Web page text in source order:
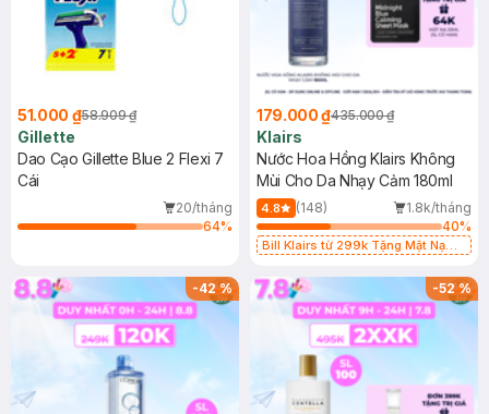
51.000 ₫58.909 ₫
Gillette
Dao Cạo Gillette Blue 2 Flexi 7
Cái
20/tháng
64%
179.000 ₫435.000 ₫
Klairs
Nước Hoa Hồng Klairs Không
Mùi Cho Da Nhạy Cảm 180ml
4.8 (148)
1.8k/tháng
40%
Bill Klairs từ 299k Tặng Mặt Nạ
25ml (SL Có Hạn)
-42% -52%